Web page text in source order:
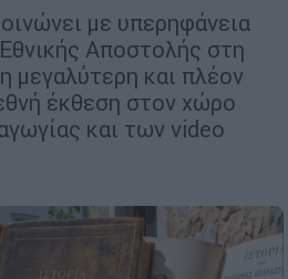
με υπερηφάνεια
Αποστολής στη
μεγαλύτερη και πλέον
έκθεση στον χώρο
και των video